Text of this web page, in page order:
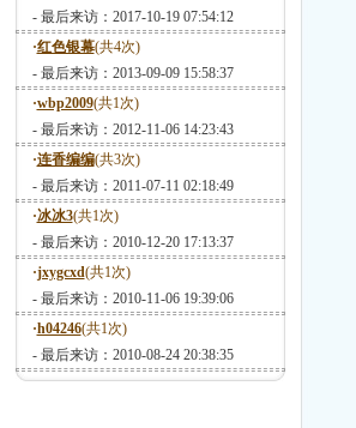
- 最后来访：2017-10-19 07:54:12
·红色银幕(共4次)
- 最后来访：2013-09-09 15:58:37
·wbp2009(共1次)
- 最后来访：2012-11-06 14:23:43
·连香编编(共3次)
- 最后来访：2011-07-11 02:18:49
·冰冰3(共1次)
- 最后来访：2010-12-20 17:13:37
·jxygcxd(共1次)
- 最后来访：2010-11-06 19:39:06
·h04246(共1次)
- 最后来访：2010-08-24 20:38:35